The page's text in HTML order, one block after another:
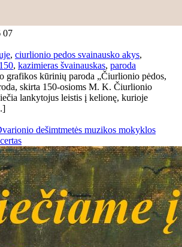
07
, ciurlionio pedos svainausko akys,
, kazimieras švainauskas, paroda
grafikos kūrinių paroda „Čiurlionio pėdos,
skirta 150-osioms M. K. Čiurlionio
lankytojus leistis į kelionę, kurioje
dešimtmetės muzikos mokyklos